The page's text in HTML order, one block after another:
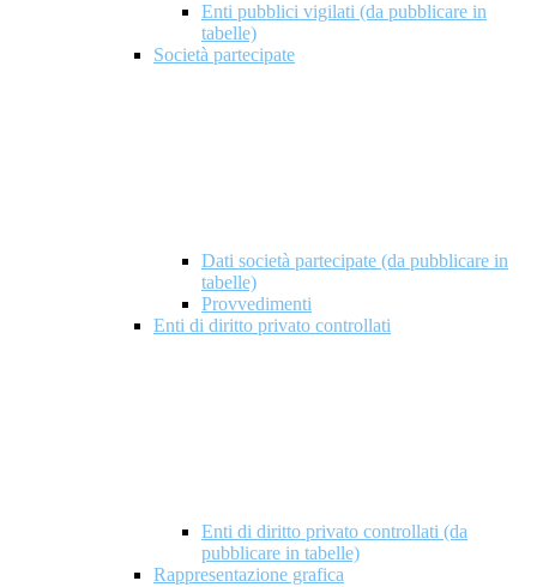
Enti pubblici vigilati (da pubblicare in
tabelle)
Società partecipate
Dati società partecipate (da pubblicare in
tabelle)
Provvedimenti
Enti di diritto privato controllati
Enti di diritto privato controllati (da
pubblicare in tabelle)
Rappresentazione grafica